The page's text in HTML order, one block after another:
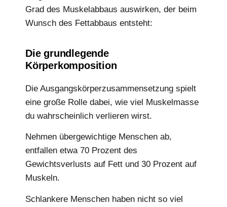
Grad des Muskelabbaus auswirken, der beim
Wunsch des Fettabbaus entsteht:
Die grundlegende
Körperkomposition
Die Ausgangskörperzusammensetzung spielt
eine große Rolle dabei, wie viel Muskelmasse
du wahrscheinlich verlieren wirst.
Nehmen übergewichtige Menschen ab,
entfallen etwa 70 Prozent des
Gewichtsverlusts auf Fett und 30 Prozent auf
Muskeln.
Schlankere Menschen haben nicht so viel